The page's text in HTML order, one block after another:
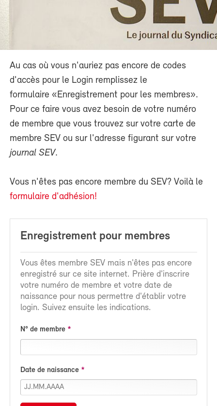
Au cas où vous n'auriez pas encore de codes
d'accès pour le Login remplissez le
formulaire «Enregistrement pour les membres».
Pour ce faire vous avez besoin de votre numéro
de membre que vous trouvez sur votre carte de
membre SEV ou sur l'adresse figurant sur votre
journal SEV.
Vous n'êtes pas encore membre du SEV? Voilà le
formulaire d'adhésion!
Enregistrement pour membres
Vous êtes membre SEV mais n'êtes pas encore
enregistré sur ce site internet. Prière d'inscrire
votre numéro de membre et votre date de
naissance pour nous permettre d'établir votre
login. Suivez ensuite les indications.
N° de membre
Date de naissance